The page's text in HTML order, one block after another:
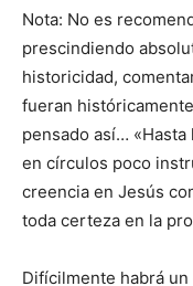
Nota: No es
prescindiendo
historicidad,
fueran
pensado así… «Hasta
en círculos poco
creencia en Jesús
toda certeza en la
Difícilmente habrá